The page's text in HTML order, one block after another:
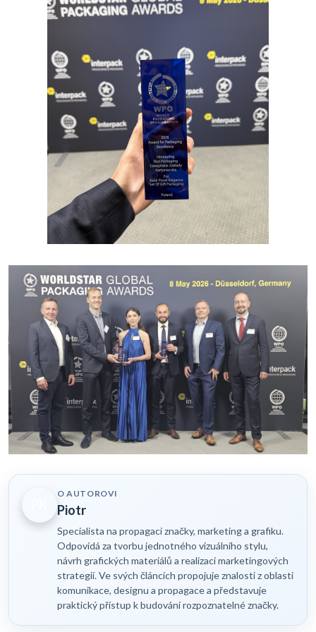
O AUTOROVI
Piotr
Specialista na propagaci značky, marketing a grafiku.
Odpovídá za tvorbu jednotného vizuálního stylu,
návrh grafických materiálů a realizaci marketingových
strategií. Ve svých článcích propojuje znalosti z oblasti
komunikace, designu a propagace a představuje
praktický přístup k budování rozpoznatelné značky.